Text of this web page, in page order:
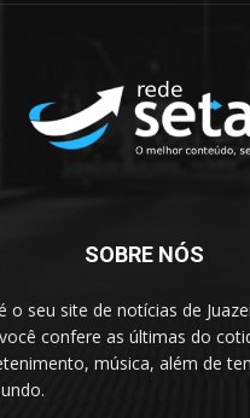
SOBRE NÓS
o seu site de notícias de
confere as últimas do
música, além de